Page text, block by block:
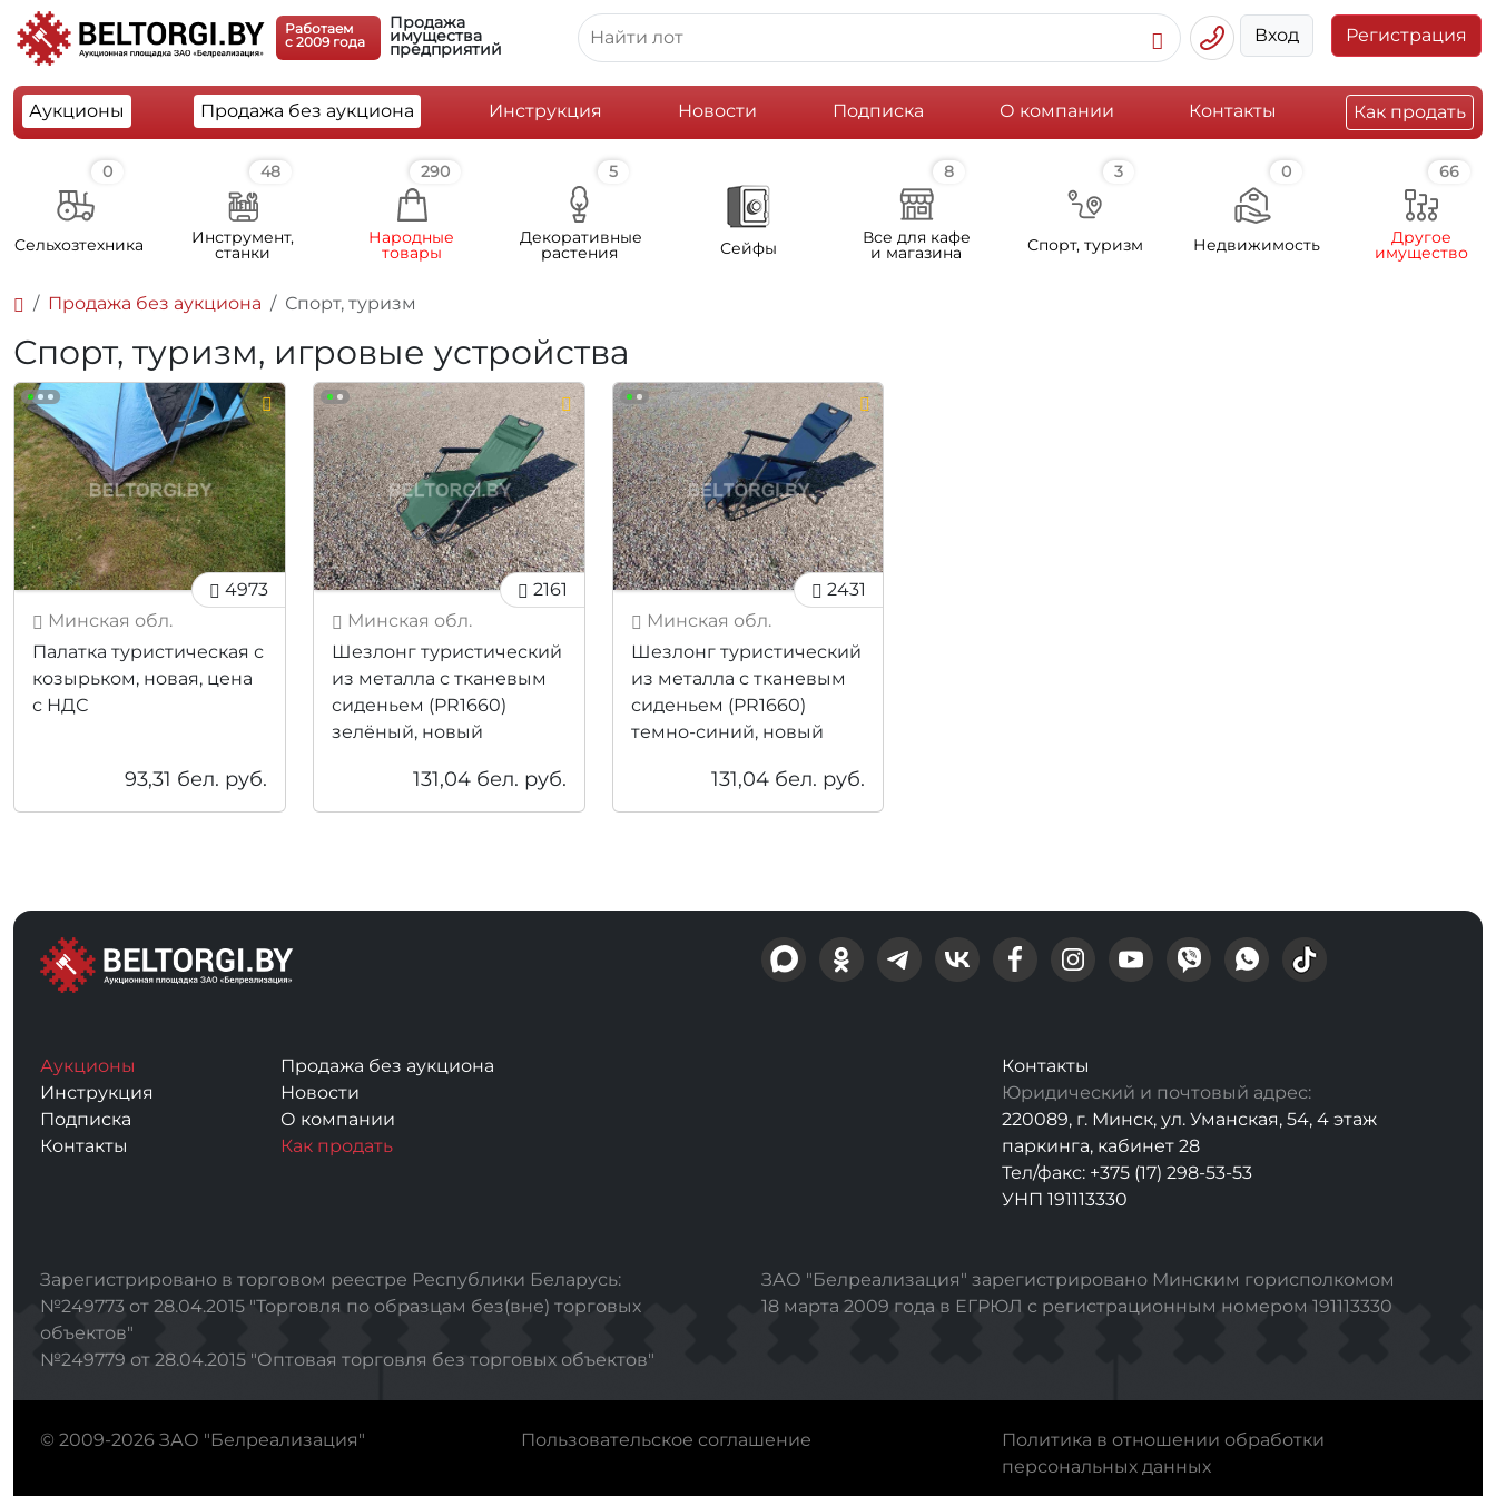
Работаем
c 2009 года
Продажа
имущества
предприятий
Вход Регистрация
Аукционы Продажа без аукциона Инструкция Новости Подписка О компании Контакты Как продать
0
Cельхозтехника
48
Инструмент,
станки
290
Народные
товары
5
Декоративные
растения Сейфы
8
Все для кафе
и магазина
3
Спорт, туризм
0
Недвижимость
66
Другое
имущество
Продажа без аукциона Спорт, туризм
Спорт, туризм, игровые устройства
4973
Минская обл.
Палатка туристическая с
козырьком, новая, цена
с НДС
93,31 бел. руб.
2161
Минская обл.
Шезлонг туристический
из металла с тканевым
сиденьем (PR1660)
зелёный, новый
131,04бел. руб.
2431
Минская обл.
Шезлонг туристический
из металла с тканевым
сиденьем (PR1660)
темно-синий, новый
131,04 бел. руб.
Аукционы
Продажа без аукциона
Инструкция
Новости
Подписка
О компании
Контакты
Как продать
Контакты
Юридический и почтовый адрес:
220089, г. Минск, ул. Уманская, 54, 4 этаж
паркинга, кабинет 28
Тел/факс: +375 (17) 298-53-53
УНП 191113330
Зарегистрировано в торговом реестре Республики Беларусь:
№249773 от 28.04.2015 "Торговля по образцам без(вне) торговых
объектов"
№249779 от 28.04.2015 "Оптовая торговля без торговых объектов"
ЗАО "Белреализация" зарегистрировано Минским горисполкомом
18 марта 2009 года в ЕГРЮЛ с регистрационным номером 191113330
© 2009-2026 ЗАО "Белреализация" Пользовательское соглашение
Политика в отношении обработки
персональных данных